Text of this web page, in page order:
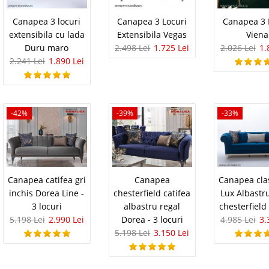
modern alb mare White
Cilek
alb pt. baieti si fete - Cilek ⭐ Masa de birou mare
Birou tineret White pentru mobilarea camerelor de
Compara
1.373
Pret Redus
Stoc Epuizat -
Gri Basalte
Lucios Basalte Va prezentam o bucatarie ieftina
unei bucatarii mici foarte utila pentru bucatarii de
li se asigura un colt pentru cafea, cuptor cu
de masa etc...
Compara
1.299
Pret Redus
Stoc Epuizat -
Adauga la
Canapea 3 locuri
extensibila cu lada
Duru maro
2.241 Lei 1.890 Lei
Canapea 3 Locuri
Extensibila Vegas
2.498 Lei 1.725 Lei
Canapea 3
Viena
2.026 Lei
-42%
Canapea catifea gri
inchis Dorea Line -
3 locuri
5.198 Lei 2.990 Lei
-39%
Canapea
chesterfield catifea
albastru regal
Dorea - 3 locuri
5.198 Lei 3.150 Lei
-33%
Canapea
Lux
chesterfield
4.985 Lei